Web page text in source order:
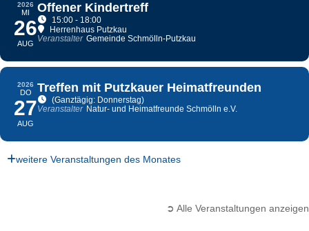
2026
MI
26
AUG
Offener Kindertreff
15:00 - 18:00
Herrenhaus Putzkau
Veranstalter Gemeinde Schmölln-Putzkau
2026
DO
27
AUG
Treffen mit Putzkauer Heimatfreunden
(Ganztägig: Donnerstag)
Veranstalter Natur- und Heimatfreunde Schmölln e.V.
weitere Veranstaltungen des Monates
➲ Alle Veranstaltungen anzeigen